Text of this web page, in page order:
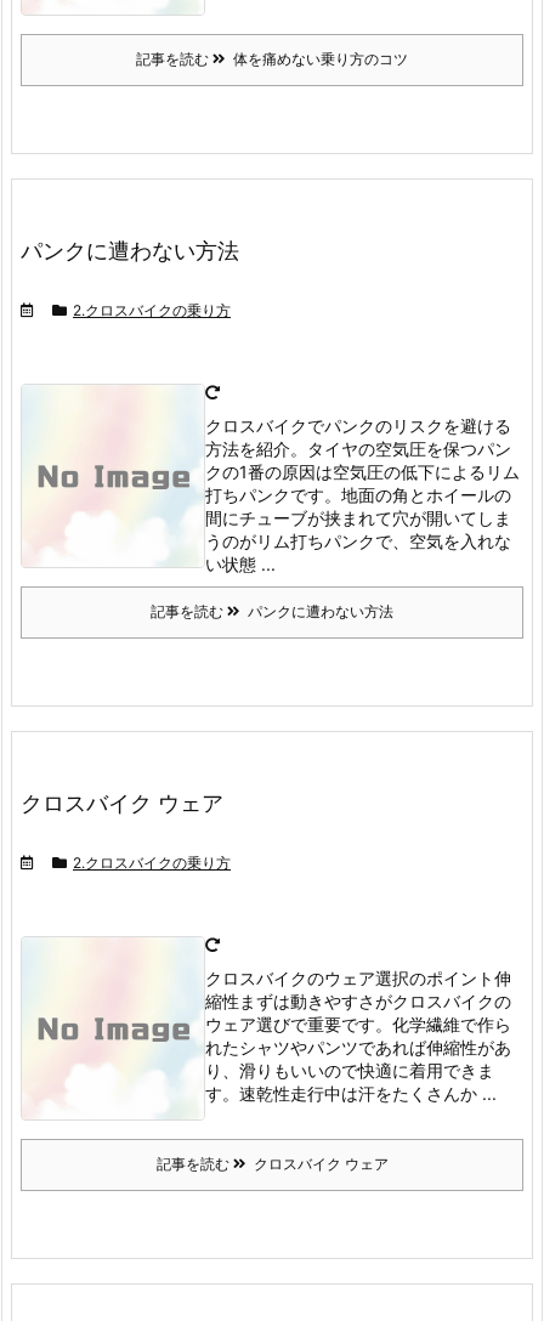
記事を読む 体を痛めない乗り方のコツ
パンクに遭わない方法
2.クロスバイクの乗り方
クロスバイクでパンクのリスクを避ける
方法を紹介。タイヤの空気圧を保つパン
クの1番の原因は空気圧の低下によるリム
打ちパンクです。 地面の角とホイールの
間にチューブが挟まれて穴が開いてしま
うのがリム打ちパンクで、空気を入れな
い状態 ...
記事を読む パンクに遭わない方法
クロスバイク ウェア
2.クロスバイクの乗り方
クロスバイクのウェア選択のポイント伸
縮性 まずは動きやすさがクロスバイクの
ウェア選びで重要です。 化学繊維で作ら
れたシャツやパンツであれば伸縮性があ
り、滑りもいいので快適に着用できま
す。 速乾性走行中は汗をたくさんか ...
記事を読む クロスバイク ウェア